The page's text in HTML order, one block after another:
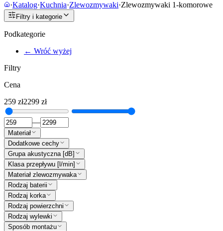
·Katalog·Kuchnia·Zlewozmywaki·Zlewozmywaki 1-komorowe
Filtry i kategorie
Podkategorie
← Wróć wyżej
Filtry
Cena
259 zł2299 zł
—
Materiał
Dodatkowe cechy
Grupa akustyczna [dB]
Klasa przepływu [l/min]
Materiał zlewozmywaka
Rodzaj baterii
Rodzaj korka
Rodzaj powierzchni
Rodzaj wylewki
Sposób montażu